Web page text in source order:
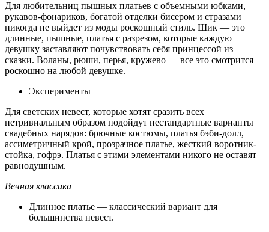
Для любительниц пышных платьев с объемными юбками,
рукавов-фонариков, богатой отделки бисером и стразами
никогда не выйдет из моды роскошный стиль. Шик — это
длинные, пышные, платья с разрезом, которые каждую
девушку заставляют почувствовать себя принцессой из
сказки. Воланы, рюши, перья, кружево — все это смотрится
роскошно на любой девушке.
Эксперименты
Для светских невест, которые хотят сразить всех
нетривиальным образом подойдут нестандартные варианты
свадебных нарядов: брючные костюмы, платья бэби-долл,
ассиметричный крой, прозрачное платье, жесткий воротник-
стойка, гофрэ. Платья с этими элементами никого не оставят
равнодушным.
Вечная классика
Длинное платье — классический вариант для
большинства невест.